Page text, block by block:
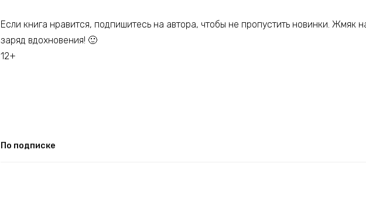
Если книга нравится, подпишитесь на автора, чтобы не пропустить новинки. Жмяк
заряд вдохновения! 🙂
12+
По подписке